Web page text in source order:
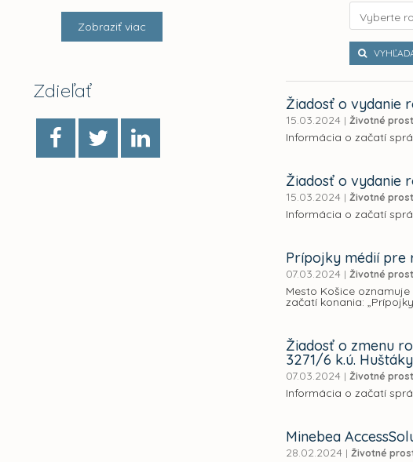
Zobraziť viac
Zdieľať
Vyberte
Žiadosť o vydanie
15.03.2024 | Životné
Informácia o začatí
Žiadosť o vydanie
15.03.2024 | Životné
Informácia o začatí
Prípojky médií pre
07.03.2024 | Životné
Mesto Košice
začatí konania:
Žiadosť o zmenu
3271/6 k.ú. Huštáky
07.03.2024 | Životné
Informácia o začatí
Minebea
28.02.2024 | Životné